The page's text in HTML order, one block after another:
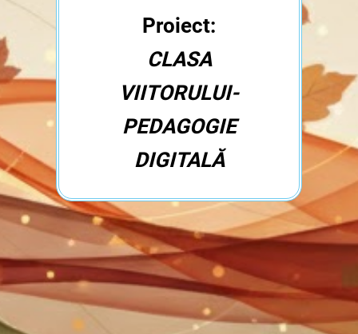
Proiect:
CLASA
VIITORULUI-
PEDAGOGIE
DIGITALĂ